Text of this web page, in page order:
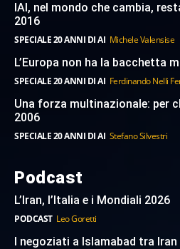
IAI, nel mondo che cambia,
2016
SPECIALE 20 ANNI DI AI Michele Valensise
L’Europa non ha la bacchetta
SPECIALE 20 ANNI DI AI Ferdinando Nelli
Una forza multinazionale: per
2006
SPECIALE 20 ANNI DI AI Stefano Silvestri
Podcast
L’Iran, l’Italia e i Mondiali 2026
PODCAST Leo Goretti
I negoziati a Islamabad tra